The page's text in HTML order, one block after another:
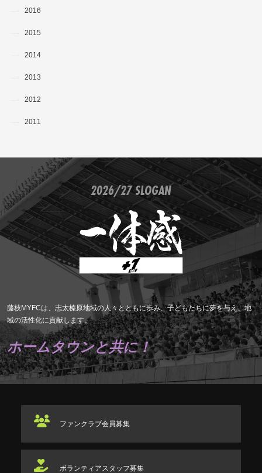
2016
2015
2014
2013
2012
2011
2026/27 SLOGAN
藤枝MYFCは、志太榛原地域の人々とともに歩み、子どもたちに夢を与え、地
域の活性化に貢献します。
ホームタウンと共に！
ファンクラブ会員募集
ボランティアスタッフ募集